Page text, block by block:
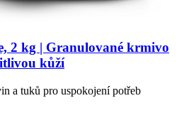
2 kg | Granulované krmivo
kůží
a tuků pro uspokojení potřeb